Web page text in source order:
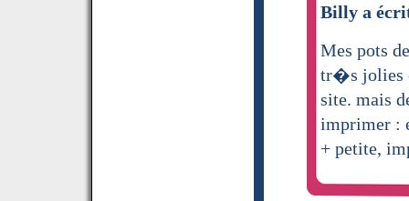
Billy a
Mes pots
tr�s jolies
site. mais
imprimer :
+ petite,